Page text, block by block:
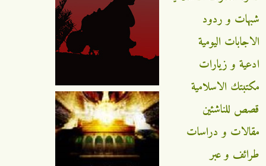
شبهات و ردود
الاجابات اليومية
ادعية و زيارات
مكتبتك الاسلامية
قصص للناشئين
مقالات و دراسات
طرائف و عبر